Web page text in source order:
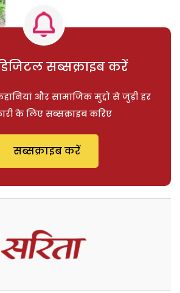
सब्सक्राइब करें
और सामाजिक मुद्दों से जुड़ी हर
के लिए सब्सक्राइब करिए
सब्सक्राइब करें